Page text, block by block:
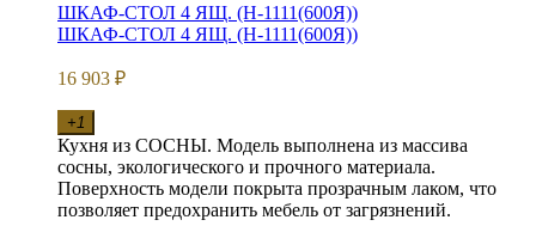
ШКАФ-СТОЛ 4 ЯЩ. (Н-1111(600Я))
ШКАФ-СТОЛ 4 ЯЩ. (Н-1111(600Я))
16 903 ₽
+1
Кухня из СОСНЫ. Модель выполнена из массива
сосны, экологического и прочного материала.
Поверхность модели покрыта прозрачным лаком, что
позволяет предохранить мебель от загрязнений.